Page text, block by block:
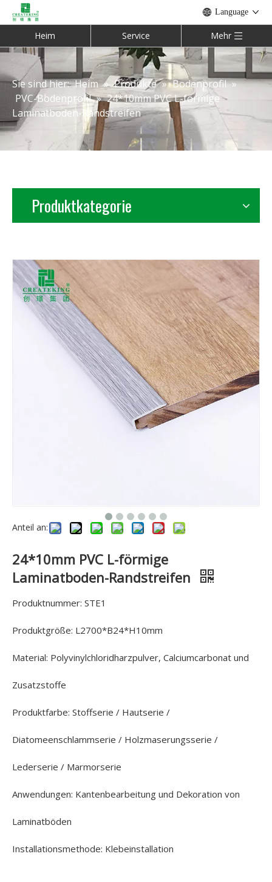
Language
Heim Service Mehr
Sie sind hier: Heim » Produkte » Bodenprofil »
PVC-Bodenprofil » 24*10mm PVC L-förmige
Laminatboden-Randstreifen
Produktkategorie
Anteil an:
24*10mm PVC L-förmige
Laminatboden-Randstreifen
Produktnummer: STE1
Produktgröße: L2700*B24*H10mm
Material: Polyvinylchloridharzpulver, Calciumcarbonat und
Zusatzstoffe
Produktfarbe: Stoffserie / Hautserie /
Diatomeenschlammserie / Holzmaserungsserie /
Lederserie / Marmorserie
Anwendungen: Kantenbearbeitung und Dekoration von
Laminatböden
Installationsmethode: Klebeinstallation